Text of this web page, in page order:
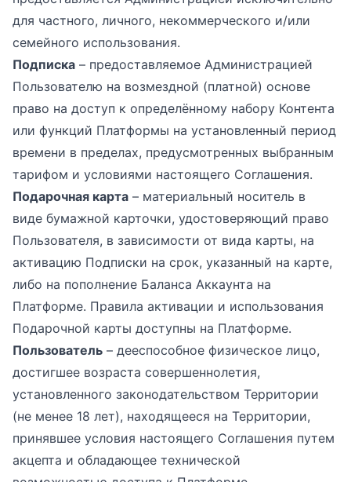
для частного, личного, некоммерческого и/или
семейного использования.
Подписка – предоставляемое Администрацией
Пользователю на возмездной (платной) основе
право на доступ к определённому набору Контента
или функций Платформы на установленный период
времени в пределах, предусмотренных выбранным
тарифом и условиями настоящего Соглашения.
Подарочная карта – материальный носитель в
виде бумажной карточки, удостоверяющий право
Пользователя, в зависимости от вида карты, на
активацию Подписки на срок, указанный на карте,
либо на пополнение Баланса Аккаунта на
Платформе. Правила активации и использования
Подарочной карты доступны на Платформе.
Пользователь – дееспособное физическое лицо,
достигшее возраста совершеннолетия,
установленного законодательством Территории
(не менее 18 лет), находящееся на Территории,
принявшее условия настоящего Соглашения путем
акцепта и обладающее технической